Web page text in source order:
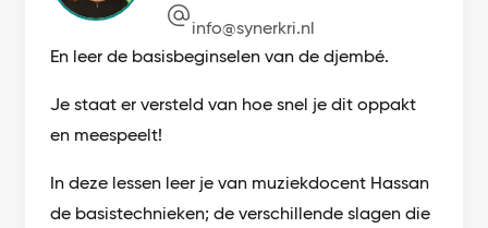
info@synerkri.nl
En leer de basisbeginselen van de djembé.
Je staat er versteld van hoe snel je dit oppakt
en meespeelt!
In deze lessen leer je van muziekdocent Hassan
de basistechnieken; de verschillende slagen die